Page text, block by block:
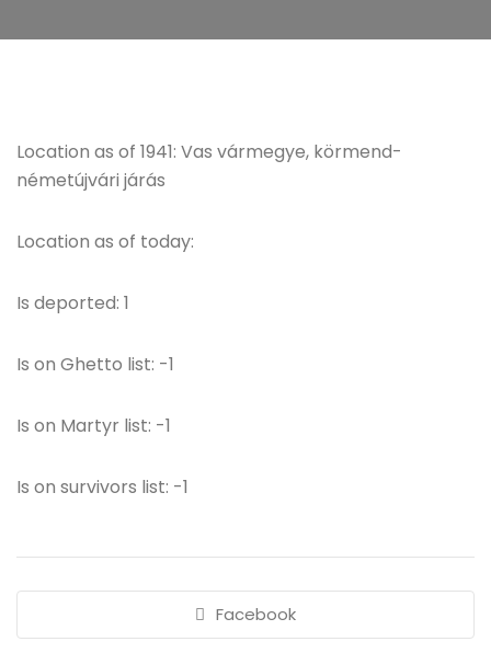
Location as of 1941: Vas vármegye, körmend-
németújvári járás
Location as of today:
Is deported: 1
Is on Ghetto list: -1
Is on Martyr list: -1
Is on survivors list: -1
Facebook